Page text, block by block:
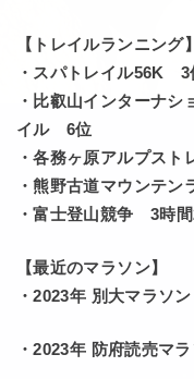
【トレイルランニング】
・スパトレイル56K 3
・比叡山インターナシ
イル 6位
・各務ヶ原アルプス
・熊野古道マウンテ
・富士登山競争 3時
【最近のマラソン】
・2023年 別大マラソ
・2023年 防府読売マ